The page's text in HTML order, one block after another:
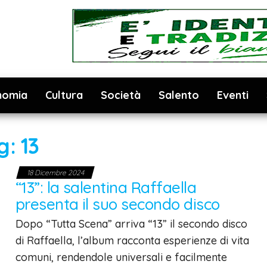
Cultura Società Salento Eventi
13
18 Dicembre 2024
“13”: la salentina Raffaella
presenta il suo secondo disco
Dopo “Tutta Scena” arriva “13” il secondo disco
di Raffaella, l’album racconta esperienze di vita
comuni, rendendole universali e facilmente